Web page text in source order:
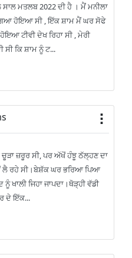
ਮਤਲਬ 2022 ਦੀ ਹੈ । ਮੈਂ ਮਨੀਲਾ
ਹੋਇਆ ਸੀ , ਇੱਕ ਸ਼ਾਮ ਮੈਂ ਘਰ ਸੋਫੇ
ਟੀਵੀ ਦੇਖ ਰਿਹਾ ਸੀ , ਮੇਰੀ
ਕਿ ਸ਼ਾਮ ਨੂੰ ਟ...
ਚੂੜਾ ਜ਼ਰੂਰ ਸੀ, ਪਰ ਅੱਖੋਂ ਹੰਝੂ ਠੱਲ੍ਹਣ ਦਾ
ਲੈ ਰਹੇ ਸੀ।ਬੇਸ਼ੱਕ ਘਰ ਭਰਿਆ ਪਿਆ
ਨੂੰ ਖਾਲੀ ਜਿਹਾ ਜਾਪਦਾ।ਥੋੜ੍ਹੀ ਵੱਡੀ
ਦੇ ਇੱਕ...